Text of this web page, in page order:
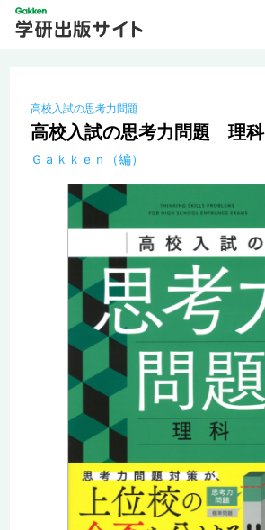
高校入試の思考力問題
高校入試の思考力問題 理科
Ｇａｋｋｅｎ（編）